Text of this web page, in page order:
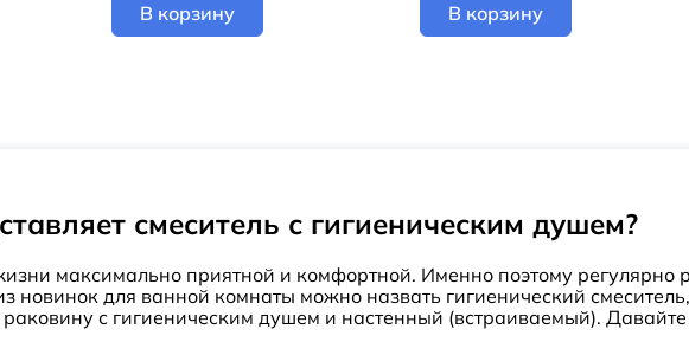
В корзину В корзину
смеситель с гигиеническим душем?
максимально приятной и комфортной. Именно поэтому регулярно
для ванной комнаты можно назвать гигиенический
с гигиеническим душем и настенный (встраиваемый).